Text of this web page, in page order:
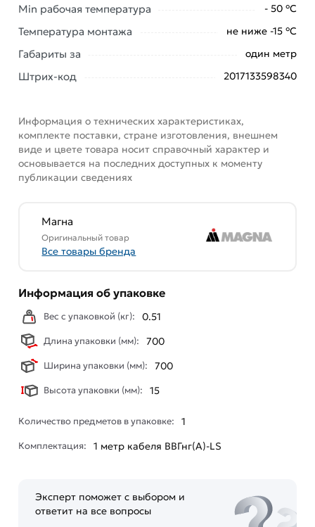
использовать даже в помещениях из
дерева, где риск воспламеняемости очень
высокий. Даже если случится короткое
замыкание, благодаря обмотке кабеля
пожара удастся избежать.
не ниже -15 °С).
Условия доставки и цены на товар Кабель ВВГнг(А)-LS
3х10 ОК (N PE) 0.66кВ Магна УТ000025360 из
Наши профессиональные менеджеры обработают
заказ и свяжутся с Вами для согласования условий
онлайн заказа рекомендуем ознакомиться с
Данний товар от производителя
соответствует всем стандартам качества. Возврат
купленного товарa в течение 7 дней (наличие чека
Min рабочая температура - 50 °С
Температура монтажа не ниже -15 °С
Габариты за один метр
Штрих-код 2017133598340
Информация о технических характеристиках,
комплекте поставки, стране изготовления, внешнем
виде и цвете товара носит справочный характер и
основывается на последних доступных к моменту
публикации сведениях
Магна
Оригинальный товар
Все товары бренда
Информация об упаковке
Вес с упаковкой (кг): 0.51
Длина упаковки (мм): 700
Ширина упаковки (мм): 700
Высота упаковки (мм): 15
Количество предметов в упаковке: 1
Комплектация: 1 метр кабеля ВВГнг(A)-LS
Эксперт поможет с выбором и
ответит на все вопросы